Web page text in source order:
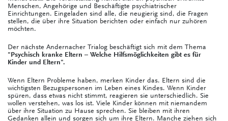
Menschen, Angehörige und Beschäftigte psychiatrischer
Einrichtungen. Eingeladen sind alle, die neugierig sind, die Fragen
stellen, die über ihre Situation berichten oder einfach nur zuhören
möchten.
Der nächste Andernacher Trialog beschäftigt sich mit dem Thema
"Psychisch kranke Eltern – Welche Hilfsmöglichkeiten gibt es für
Kinder und Eltern".
Wenn Eltern Probleme haben, merken Kinder das. Eltern sind die
wichtigsten Bezugspersonen im Leben eines Kindes. Wenn Kinder
spüren, dass etwas nicht stimmt, reagieren sie unterschiedlich. Sie
wollen verstehen, was los ist. Viele Kinder können mit niemandem
über ihre Situation zu Hause sprechen. Sie bleiben mit ihren
Gedanken allein und sorgen sich um ihre Eltern. Manche ziehen sich